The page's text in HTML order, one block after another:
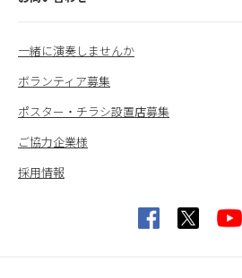
一緒に演奏しませんか
ボランティア募集
ポスター・チラシ設置店募集
ご協力企業様
採用情報